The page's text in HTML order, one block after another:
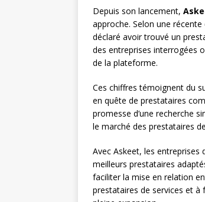
Depuis son lancement,
approche. Selon une
déclaré avoir trouvé un
des entreprises interrogées
de la plateforme.
Ces chiffres témoignent du
en quête de prestataires
promesse d’une recherche
le marché des prestataires
Avec Askeet, les
meilleurs prestataires
faciliter la mise en relation
prestataires de services et à